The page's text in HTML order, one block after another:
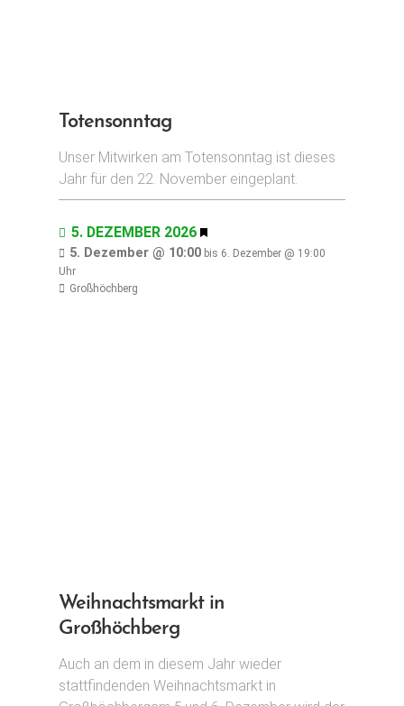
Totensonntag
Unser Mitwirken am Totensonntag ist dieses
Jahr für den 22. November eingeplant.
5. DEZEMBER 2026
E
5. Dezember @ 10:00 bis 6. Dezember @ 19:00
Uhr
Großhöchberg
Weihnachtsmarkt in
Großhöchberg
Auch an dem in diesem Jahr wieder
stattfindenden Weihnachtsmarkt in